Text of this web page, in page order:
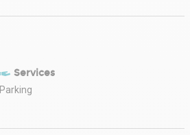
Services
Parking